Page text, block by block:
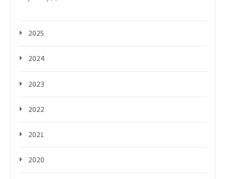
2025
2024
2023
2022
2021
2020